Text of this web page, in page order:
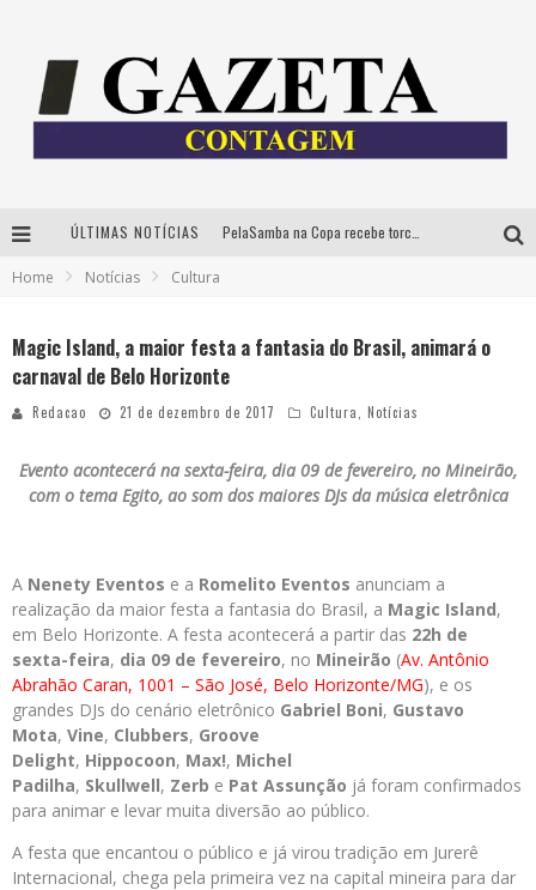
ÚLTIMAS NOTÍCIAS
Home Notícias Cultura
Magic Island, a maior festa a fantasia do Brasil, animará o
carnaval de Belo Horizonte
Redacao 21 de dezembro de 2017 Cultura Notícias
Evento acontecerá na sexta-feira, dia 09 de fevereiro, no Mineirão,
com o tema Egito, ao som dos maiores DJs da música eletrônica
A Nenety Eventos e a Romelito Eventos anunciam a
realização da maior festa a fantasia do Brasil, a Magic Island,
em Belo Horizonte. A festa acontecerá a partir das 22h de
sexta-feira, dia 09 de fevereiro, no Mineirão (Av. Antônio
Abrahão Caran, 1001 – São José, Belo Horizonte/MG), e os
grandes DJs do cenário eletrônico Gabriel Boni, Gustavo
Mota, Vine, Clubbers, Groove
Delight, Hippocoon, Max!, Michel
Padilha, Skullwell, Zerb e Pat Assunção já foram confirmados
para animar e levar muita diversão ao público.
A festa que encantou o público e já virou tradição em Jurerê
Internacional, chega pela primeira vez na capital mineira para dar